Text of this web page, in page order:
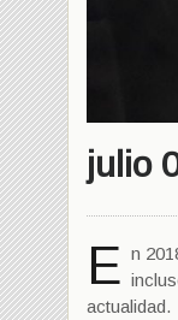
julio
E n
actualidad.